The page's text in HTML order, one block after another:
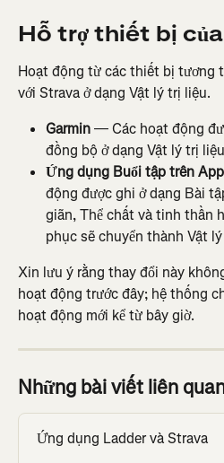
Hỗ trợ thiết bị
Hoạt động từ các thiết bị tương
với Strava ở dạng Vật lý trị liệu.
Garmin — Các hoạt động
đồng bộ ở dạng Vật lý trị
Ứng dụng Buổi tập trên
động được ghi ở dạng Bài
giãn, Thể chất và tinh thần
phục sẽ chuyển thành Vật
Xin lưu ý rằng thay đổi này
hoạt động trước đây; hệ thống
hoạt động mới kể từ bây giờ.
Những bài viết liên
Ứng dụng Ladder và Strava